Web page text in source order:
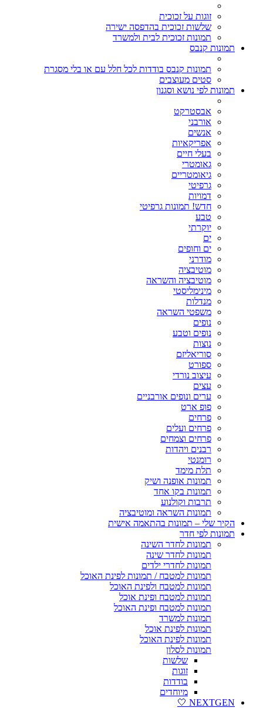
זוגות על זכוכית
שלשות זכוכית בהדפסה ישירה
תמונות זכוכית לבית ולמשרד
תמונות קנבס
תמונות קנבס בודדות לכל חלל עם או בלי מסגרת
סטים מעוצבים
תמונות לפי נושא וסגנון
אבסטרקט
אורבני
אנשים
אפריקאיות
בעלי חיים
גאומטרי
גיאומטריים
גרפיטי
דמויות
חדש! תמונות גרפיטי
טבע
יוקרתי
ים
ים וחופים
מודרני
מוטיבציה
מוטיבציה והשראה
מינימליסטי
מנדלות
משפטי השראה
נופים
נופים וטבע
נוצות
סוריאליזם
ספורט
עיצוב נורדי
עצים
ערים ונופים אורבניים
פופ ארט
פרחים
פרחים ועלים
פרחים וצמחים
רבנים ויהדות
רומנטי
תלת מימד
תמונות אופנה ושיק
תמונות בקו אחד
תרבות וקולנוע
תמונות השראה ומוטיבציה
הקיר שלי – תמונות בהתאמה אישית
תמונות לפי חדר
תמונות לחדר השינה
תמונות לחדר שינה
תמונות לחדרי ילדים
תמונות למטבח / תמונות לפינת האוכל
תמונות למטבח ולפינת האוכל
תמונות למטבח ופינת אוכל
תמונות למטבח ופינת האוכל
תמונות למשרד
תמונות לפינת אוכל
תמונות לפינת האוכל
תמונות לסלון
שלשות
זוגות
בודדות
מיוחדים
NEXTGEN 🤍